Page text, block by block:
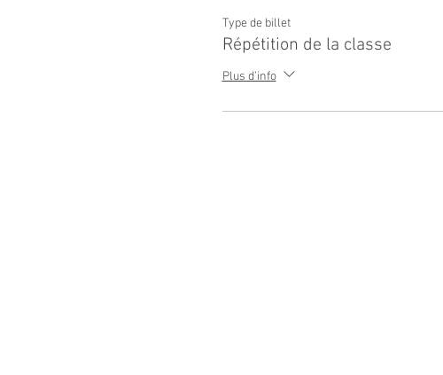
Type de billet
Répétition de la classe
Plus d'info